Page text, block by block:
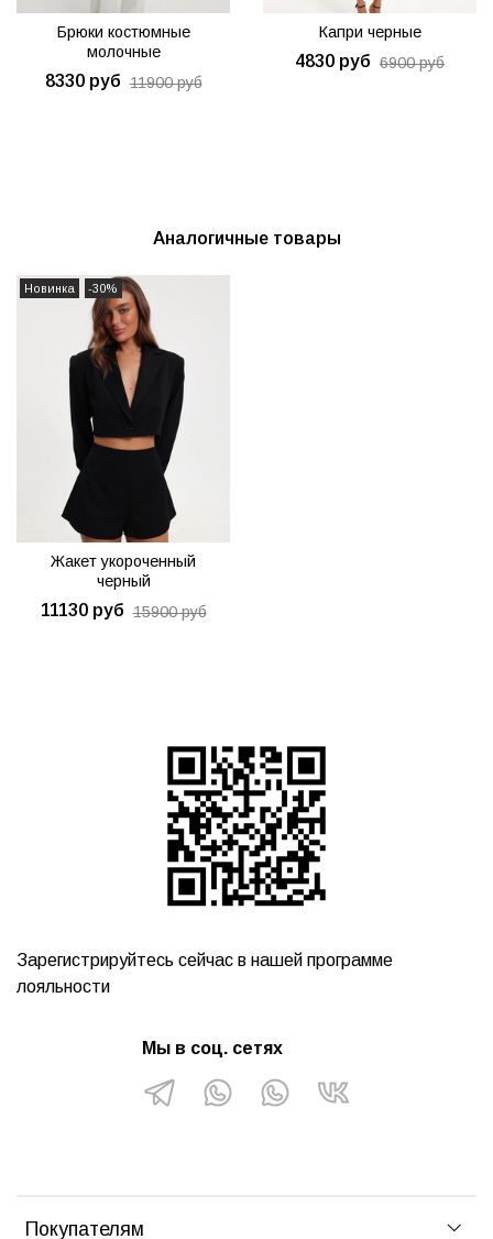
Брюки костюмные
молочные
8330 руб 11900 руб
Капри черные
4830 руб 6900 руб
Аналогичные товары
Новинка -30%
Жакет укороченный
черный
11130 руб 15900 руб
Покупателям
Зарегистрируйтесь сейчас в нашей программе
лояльности
Мы в соц. сетях